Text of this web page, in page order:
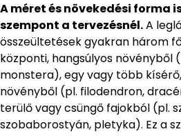
A méret és növekedési forma
szempont a tervezésnél.A
összeültetések gyakran három
központi, hangsúlyos növényből
monstera), egy vagy több
növényből (pl. filodendron,
terülő vagy csüngő fajokból (pl.
szobaborostyán, pletyka). Ez a